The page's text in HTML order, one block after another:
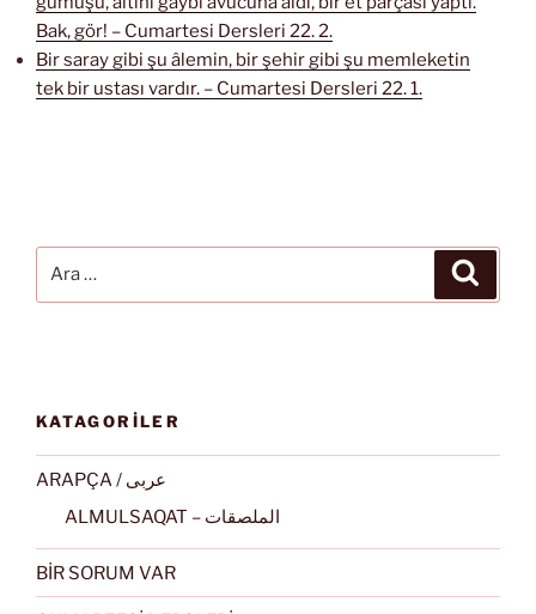
Bak, gör! – Cumartesi Dersleri 22. 2.
Bir saray gibi şu âlemin, bir şehir gibi şu memleketin
tek bir ustası vardır. – Cumartesi Dersleri 22. 1.
KATAGORİLER
ARAPÇA / عربى
ALMULSAQAT – الملصقات
BİR SORUM VAR